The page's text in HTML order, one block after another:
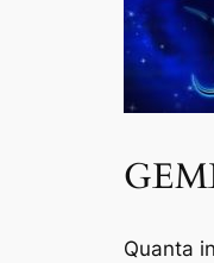
Quanta